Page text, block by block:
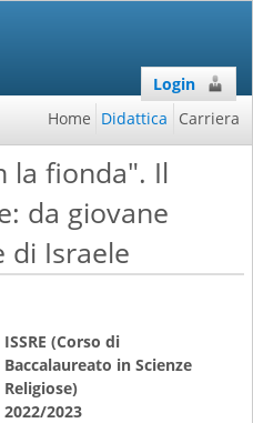
Login
Home Didattica Carriera
la fionda". Il
da giovane
di Israele
ISSRE (Corso di
Baccalaureato in Scienze
Religiose)
2022/2023